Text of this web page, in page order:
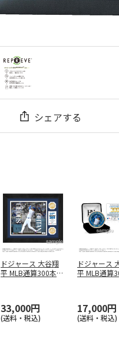
シェアする
ドジャース 大谷翔
平 MLB通算300本塁
33,000円
(送料・税込)
ドジャース
平 MLB通算
17,000円
(送料・税込)